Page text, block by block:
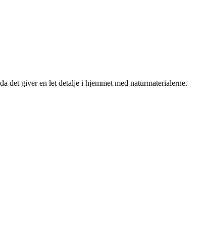
det giver en let detalje i hjemmet med naturmaterialerne.